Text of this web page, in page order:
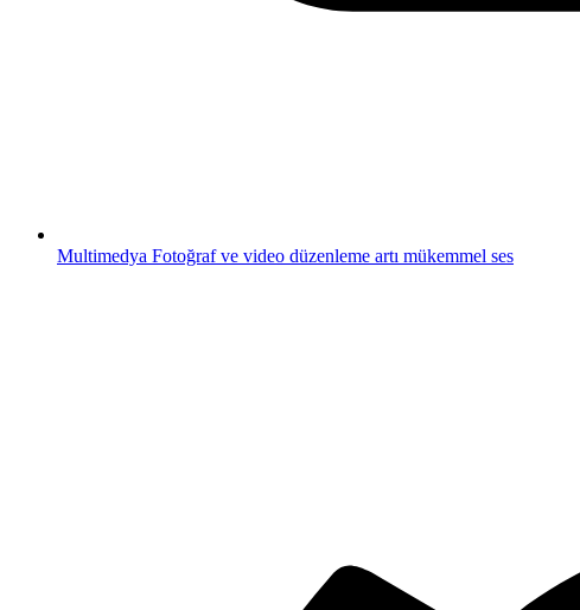
Multimedya Fotoğraf ve video düzenleme artı mükemmel ses